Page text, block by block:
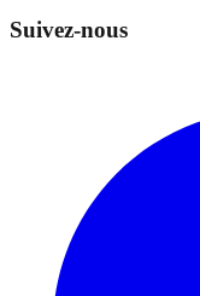
Suivez-nous